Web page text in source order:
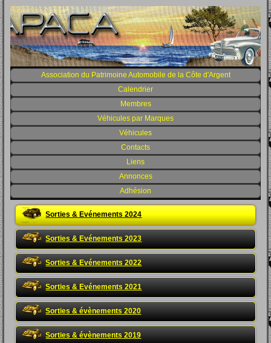
Association du Patrimoine Automobile de la Côte d'Argent
Calendrier
Membres
Véhicules par Marques
Véhicules
Contacts
Liens
Annonces
Adhésion
Sorties & Evénements 2024
Sorties & Evénements 2023
Sorties & Evénements 2022
Sorties & Evénements 2021
Sorties & évènements 2020
Sorties & évènements 2019